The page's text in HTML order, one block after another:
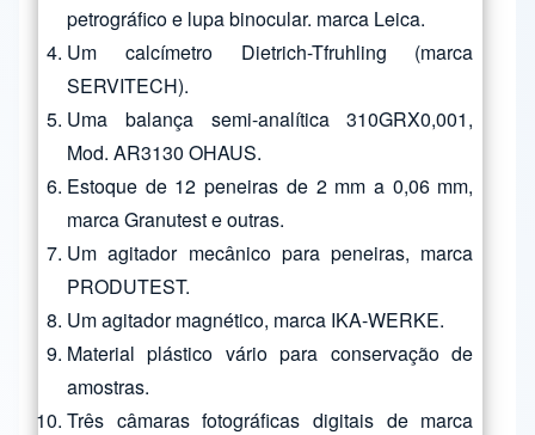
petrográfico e lupa binocular. marca Leica.
Um calcímetro Dietrich-Tfruhling (marca
SERVITECH).
Uma balança semi-analítica 310GRX0,001,
Mod. AR3130 OHAUS.
Estoque de 12 peneiras de 2 mm a 0,06 mm,
marca Granutest e outras.
Um agitador mecânico para peneiras, marca
PRODUTEST.
Um agitador magnético, marca IKA-WERKE.
Material plástico vário para conservação de
amostras.
Três câmaras fotográficas digitais de marca